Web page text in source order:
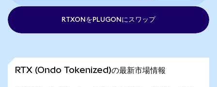
RTXONをPLUGONにスワップ
RTX (Ondo Tokenized)の最新市場情報